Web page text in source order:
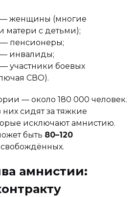
— женщины (многие
матери с детьми);
пенсионеры;
инвалиды;
участники боевых
СВО).
— около 180 000 человек.
сидят за тяжкие
исключают амнистию.
быть 80–120
амнистии: